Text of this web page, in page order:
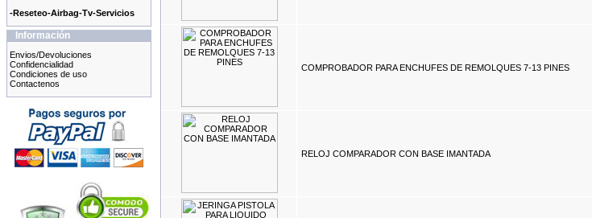
-Reseteo-Airbag-Tv-Servicios
Información
Envios/Devoluciones
Confidencialidad
Condiciones de uso
Contactenos
COMPROBADOR PARA ENCHUFES DE REMOLQUES 7-13 PINES
RELOJ COMPARADOR CON BASE IMANTADA